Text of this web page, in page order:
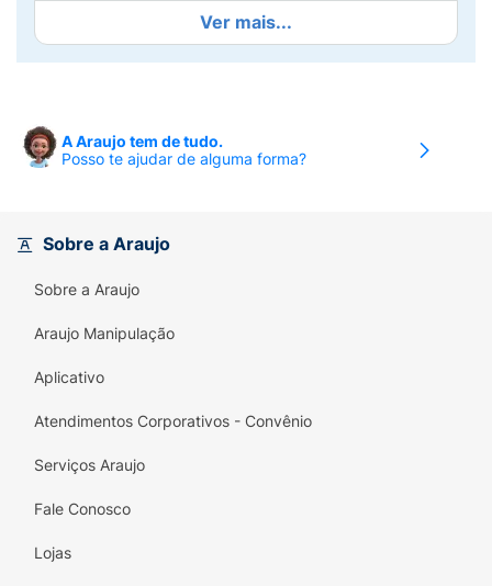
Frangocom a cremosidade do
Leitee os nutrientes daCenoura, criando um
banquete que os filhotes adoram. Pensando
cérebro e visão),Taurina
saudável) e Cálcio , que auxilia na formação
dieta limpa, sendo
corantes artificiais
para auxiliar no desenvolvimento cerebral e
da visão.
Ossos e Dentes Fortes:
estrutural saudável.
Coração e Visão:
Ver mais...
A Araujo tem de tudo.
Posso te ajudar de alguma forma?
Sobre a Araujo
Sobre a Araujo
Araujo Manipulação
Aplicativo
Atendimentos Corporativos - Convênio
Serviços Araujo
Fale Conosco
Lojas